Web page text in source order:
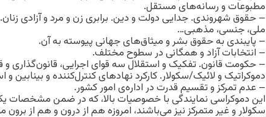
مطبوعات و رسانه‌های مستقل.
– حقوق شهروندی. جدایی دولت و دین. برابری زن و مرد و آزادی
ملی، جنسی، مذهبی…
– پایبندی به حقوق بشر و میثاق‌های جهانی پیوسته به آن.
– انتخابات آزاد و همگانی در سطوح مختلف.
– حکومت قانون. تفکیک و استقلال سه قوای اجرایی، قانون‌گذاری
دموکراتیک و لائیک/سکولار. کارکرد نهادهای کنترل‌کننده و بینابین و
– عدم تمرکز و تقسیم قدرت در اداره‌ی امور کشور.
این دموکراسی‌ نمایندگی با خصوصیات بالا، که در ضمن مشخصات
سکولار و غیر متمرکز نیز می‌باشند، امروزه هم از درون و هم از